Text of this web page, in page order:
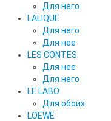
Для него
LALIQUE
Для него
Для нее
LES CONTES
Для нее
Для него
LE LABO
Для обоих
LOEWE